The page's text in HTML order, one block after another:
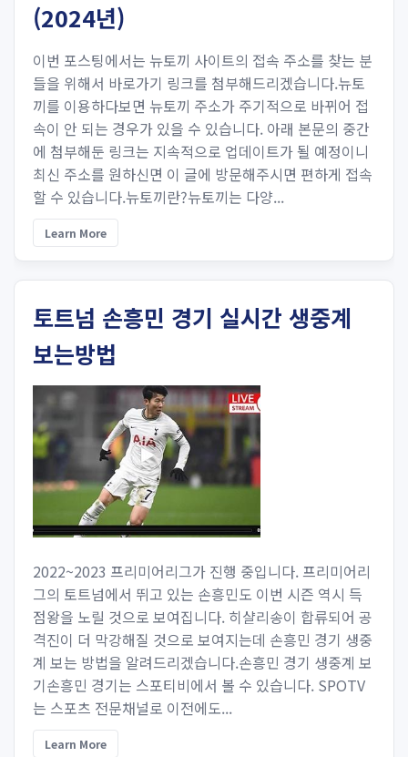
(2024년)
이번 포스팅에서는 뉴토끼 사이트의 접속 주소를 찾는 분
들을 위해서 바로가기 링크를 첨부해드리겠습니다.뉴토
끼를 이용하다보면 뉴토끼 주소가 주기적으로 바뀌어 접
속이 안 되는 경우가 있을 수 있습니다. 아래 본문의 중간
에 첨부해둔 링크는 지속적으로 업데이트가 될 예정이니
최신 주소를 원하신면 이 글에 방문해주시면 편하게 접속
할 수 있습니다.뉴토끼란?뉴토끼는 다양...
Learn More
토트넘 손흥민 경기 실시간 생중계
보는방법
2022~2023 프리미어리그가 진행 중입니다. 프리미어리
그의 토트넘에서 뛰고 있는 손흥민도 이번 시즌 역시 득
점왕을 노릴 것으로 보여집니다. 히샬리송이 합류되어 공
격진이 더 막강해질 것으로 보여지는데 손흥민 경기 생중
계 보는 방법을 알려드리겠습니다.손흥민 경기 생중계 보
기손흥민 경기는 스포티비에서 볼 수 있습니다. SPOTV
는 스포츠 전문채널로 이전에도...
Learn More